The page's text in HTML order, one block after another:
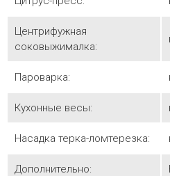
Центрифужная
соковыжималка:
Пароварка:
Кухонные весы:
Насадка терка-ломтерезка:
Дополнительно: